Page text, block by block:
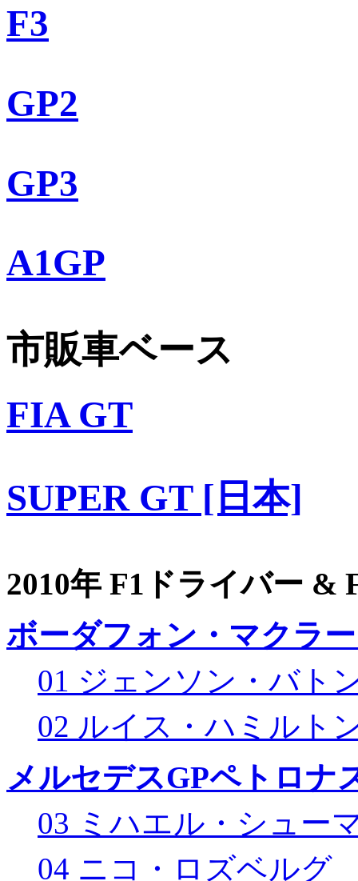
F3
GP2
GP3
A1GP
市販車ベース
FIA GT
SUPER GT [日本]
2010年 F1ドライバー &
ボーダフォン・マクラ
01 ジェンソン・バト
02 ルイス・ハミルト
メルセデスGPペトロナ
03 ミハエル・シュー
04 ニコ・ロズベルグ